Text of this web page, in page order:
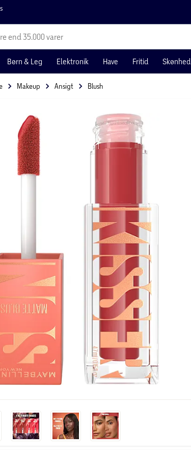
end 35.000 varer
Børn & Leg Elektronik Have Fritid Skønhed
Makeup Ansigt Blush